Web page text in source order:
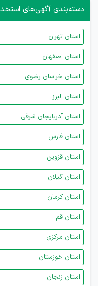
دسته‌بندی آگهی‌های
استان تهران
استان اصفهان
استان خراسان رضوی
استان البرز
استان آذربایجان شرقی
استان فارس
استان قزوین
استان گیلان
استان کرمان
استان قم
استان مرکزی
استان خوزستان
استان زنجان